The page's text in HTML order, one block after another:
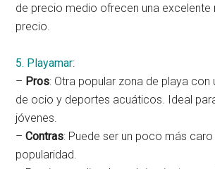
de precio medio ofrecen una excelente
precio.
5. Playamar:
– Pros: Otra popular zona de playa con
de ocio y deportes acuáticos. Ideal
jóvenes.
–Contras: Puede ser un poco más
popularidad.